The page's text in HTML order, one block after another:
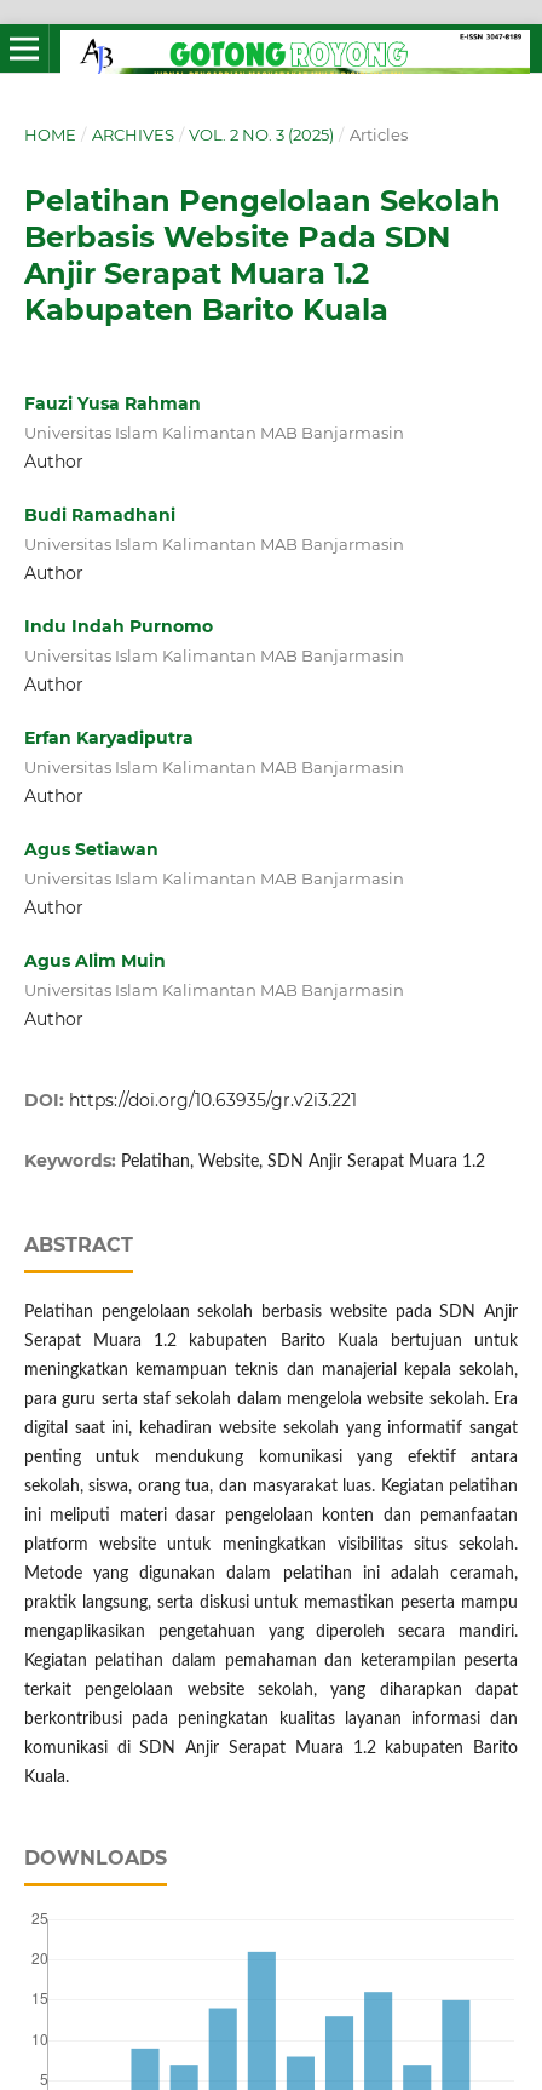
HOME / ARCHIVES / VOL. 2 NO. 3 (2025) / Articles
Pelatihan Pengelolaan Sekolah
Berbasis Website Pada SDN
Anjir Serapat Muara 1.2
Kabupaten Barito Kuala
Fauzi Yusa Rahman
Universitas Islam Kalimantan MAB Banjarmasin
Author
Budi Ramadhani
Universitas Islam Kalimantan MAB Banjarmasin
Author
Indu Indah Purnomo
Universitas Islam Kalimantan MAB Banjarmasin
Author
Erfan Karyadiputra
Universitas Islam Kalimantan MAB Banjarmasin
Author
Agus Setiawan
Universitas Islam Kalimantan MAB Banjarmasin
Author
Agus Alim Muin
Universitas Islam Kalimantan MAB Banjarmasin
Author
DOI: https://doi.org/10.63935/gr.v2i3.221
Keywords: Pelatihan, Website, SDN Anjir Serapat Muara 1.2
ABSTRACT
Pelatihan pengelolaan sekolah berbasis website pada SDN Anjir
Serapat Muara 1.2 kabupaten Barito Kuala bertujuan untuk
meningkatkan kemampuan teknis dan manajerial kepala sekolah,
para guru serta staf sekolah dalam mengelola website sekolah. Era
digital saat ini, kehadiran website sekolah yang informatif sangat
penting untuk mendukung komunikasi yang efektif antara
sekolah, siswa, orang tua, dan masyarakat luas. Kegiatan pelatihan
ini meliputi materi dasar pengelolaan konten dan pemanfaatan
platform website untuk meningkatkan visibilitas situs sekolah.
Metode yang digunakan dalam pelatihan ini adalah ceramah,
praktik langsung, serta diskusi untuk memastikan peserta mampu
mengaplikasikan pengetahuan yang diperoleh secara mandiri.
Kegiatan pelatihan dalam pemahaman dan keterampilan peserta
terkait pengelolaan website sekolah, yang diharapkan dapat
berkontribusi pada peningkatan kualitas layanan informasi dan
komunikasi di SDN Anjir Serapat Muara 1.2 kabupaten Barito
Kuala.
DOWNLOADS